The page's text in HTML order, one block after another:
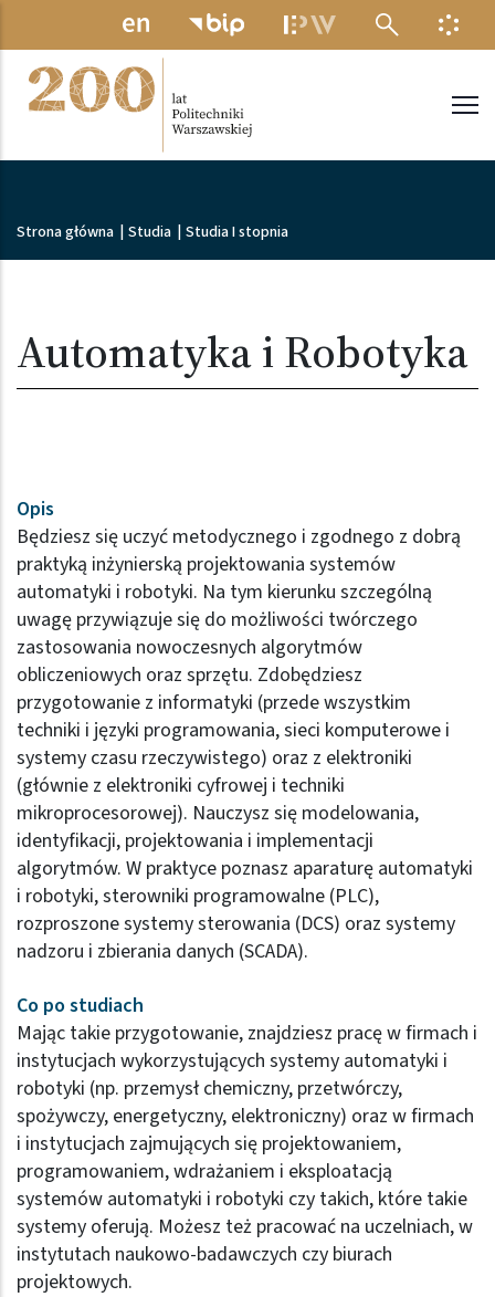
Przejdź do treści
MENU
Ścieżka nawigacyjna
Strona główna Studia Studia I stopnia
Automatyka i Robotyka
Opis
Będziesz się uczyć metodycznego i zgodnego z dobrą
praktyką inżynierską projektowania systemów
automatyki i robotyki. Na tym kierunku szczególną
uwagę przywiązuje się do możliwości twórczego
zastosowania nowoczesnych algorytmów
obliczeniowych oraz sprzętu. Zdobędziesz
przygotowanie z informatyki (przede wszystkim
techniki i języki programowania, sieci komputerowe i
systemy czasu rzeczywistego) oraz z elektroniki
(głównie z elektroniki cyfrowej i techniki
mikroprocesorowej). Nauczysz się modelowania,
identyfikacji, projektowania i implementacji
algorytmów. W praktyce poznasz aparaturę automatyki
i robotyki, sterowniki programowalne (PLC),
rozproszone systemy sterowania (DCS) oraz systemy
nadzoru i zbierania danych (SCADA).
Co po studiach
Mając takie przygotowanie, znajdziesz pracę w firmach i
instytucjach wykorzystujących systemy automatyki i
robotyki (np. przemysł chemiczny, przetwórczy,
spożywczy, energetyczny, elektroniczny) oraz w firmach
i instytucjach zajmujących się projektowaniem,
programowaniem, wdrażaniem i eksploatacją
systemów automatyki i robotyki czy takich, które takie
systemy oferują. Możesz też pracować na uczelniach, w
instytutach naukowo-badawczych czy biurach
projektowych.